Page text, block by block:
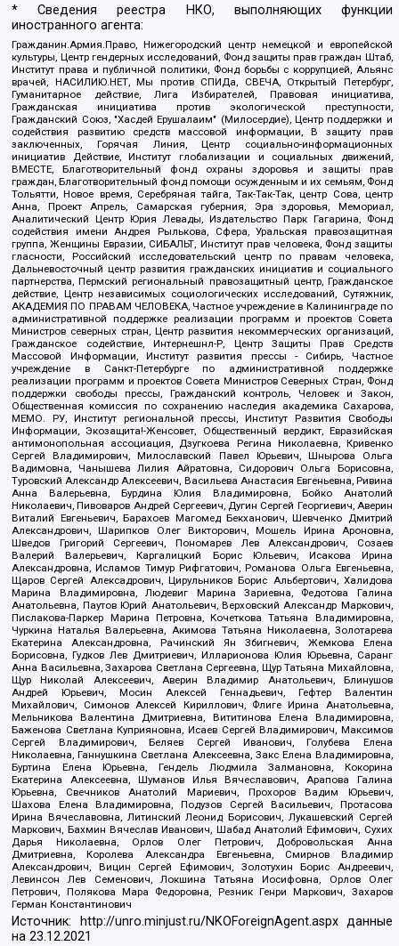
* Сведения реестра НКО, выполняющих функции
иностранного агента:
Гражданин.Армия.Право, Нижегородский центр немецкой и европейской
культуры, Центр гендерных исследований, Фонд защиты прав граждан Штаб,
Институт права и публичной политики, Фонд борьбы с коррупцией, Альянс
врачей, НАСИЛИЮ.НЕТ, Мы против СПИДа, СВЕЧА, Открытый Петербург,
Гуманитарное действие, Лига Избирателей, Правовая инициатива,
Гражданская инициатива против экологической преступности,
Гражданский Союз, "Хасдей Ерушалаим" (Милосердие), Центр поддержки и
содействия развитию средств массовой информации, В защиту прав
заключенных, Горячая Линия, Центр социально-информационных
инициатив Действие, Институт глобализации и социальных движений,
ВМЕСТЕ, Благотворительный фонд охраны здоровья и защиты прав
граждан, Благотворительный фонд помощи осужденным и их семьям, Фонд
Тольятти, Новое время, Серебряная тайга, Так-Так-Так, центр Сова, центр
Анна, Проект Апрель, Самарская губерния, Эра здоровья, Мемориал,
Аналитический Центр Юрия Левады, Издательство Парк Гагарина, Фонд
содействия имени Андрея Рылькова, Сфера, Уральская правозащитная
группа, Женщины Евразии, СИБАЛЬТ, Институт прав человека, Фонд защиты
гласности, Российский исследовательский центр по правам человека,
Дальневосточный центр развития гражданских инициатив и социального
партнерства, Пермский региональный правозащитный центр, Гражданское
действие, Центр независимых социологических исследований, Сутяжник,
АКАДЕМИЯ ПО ПРАВАМ ЧЕЛОВЕКА, Частное учреждение в Калининграде по
административной поддержке реализации программ и проектов Совета
Министров северных стран, Центр развития некоммерческих организаций,
Гражданское содействие, Интернешнл-Р, Центр Защиты Прав Средств
Массовой Информации, Институт развития прессы - Сибирь, Частное
учреждение в Санкт-Петербурге по административной поддержке
реализации программ и проектов Совета Министров Северных Стран, Фонд
поддержки свободы прессы, Гражданский контроль, Человек и Закон,
Общественная комиссия по сохранению наследия академика Сахарова,
МЕМО. РУ, Институт региональной прессы, Институт Развития Свободы
Информации, Экозащита!-Женсовет, Общественный вердикт, Евразийская
антимонопольная ассоциация, Дзугкоева Регина Николаевна, Кривенко
Сергей Владимирович, Милославский Павел Юрьевич, Шнырова Ольга
Вадимовна, Чанышева Лилия Айратовна, Сидорович Ольга Борисовна,
Туровский Александр Алексеевич, Васильева Анастасия Евгеньевна, Ривина
Анна Валерьевна, Бурдина Юлия Владимировна, Бойко Анатолий
Николаевич, Пивоваров Андрей Сергеевич, Дугин Сергей Георгиевич, Аверин
Виталий Евгеньевич, Барахоев Магомед Бекханович, Шевченко Дмитрий
Александрович, Шарипков Олег Викторович, Мошель Ирина Ароновна,
Шведов Григорий Сергеевич, Пономарев Лев Александрович, Созаев
Валерий Валерьевич, Каргалицкий Борис Юльевич, Исакова Ирина
Александровна, Исламов Тимур Рифгатович, Романова Ольга Евгеньевна,
Щаров Сергей Алексадрович, Цирульников Борис Альбертович, Халидова
Марина Владимировна, Людевиг Марина Зариевна, Федотова Галина
Анатольевна, Паутов Юрий Анатольевич, Верховский Александр Маркович,
Пислакова-Паркер Марина Петровна, Кочеткова Татьяна Владимировна,
Чуркина Наталья Валерьевна, Акимова Татьяна Николаевна, Золотарева
Екатерина Александровна, Рачинский Ян Збигневич, Жемкова Елена
Борисовна, Гудков Лев Дмитриевич, Илларионова Юлия Юрьевна, Саранг
Анна Васильевна, Захарова Светлана Сергеевна, Щур Татьяна Михайловна,
Щур Николай Алексеевич, Аверин Владимир Анатольевич, Блинушов
Андрей Юрьевич, Мосин Алексей Геннадьевич, Гефтер Валентин
Михайлович, Симонов Алексей Кириллович, Флиге Ирина Анатольевна,
Мельникова Валентина Дмитриевна, Вититинова Елена Владимировна,
Баженова Светлана Куприяновна, Исаев Сергей Владимирович, Максимов
Сергей Владимирович, Беляев Сергей Иванович, Голубева Елена
Николаевна, Ганнушкина Светлана Алексеевна, Закс Елена Владимировна,
Буртина Елена Юрьевна, Гендель Людмила Залмановна, Кокорина
Екатерина Алексеевна, Шуманов Илья Вячеславович, Арапова Галина
Юрьевна, Свечников Анатолий Мариевич, Прохоров Вадим Юрьевич,
Шахова Елена Владимировна, Подузов Сергей Васильевич, Протасова
Ирина Вячеславовна, Литинский Леонид Борисович, Лукашевский Сергей
Маркович, Бахмин Вячеслав Иванович, Шабад Анатолий Ефимович, Сухих
Дарья Николаевна, Орлов Олег Петрович, Добровольская Анна
Дмитриевна, Королева Александра Евгеньевна, Смирнов Владимир
Александрович, Вицин Сергей Ефимович, Золотухин Борис Андреевич,
Левинсон Лев Семенович, Локшина Татьяна Иосифовна, Орлов Олег
Петрович, Полякова Мара Федоровна, Резник Генри Маркович, Захаров
Герман Константинович
Источник: http://unro.minjust.ru/NKOForeignAgent.aspxданные
на23.12.2021